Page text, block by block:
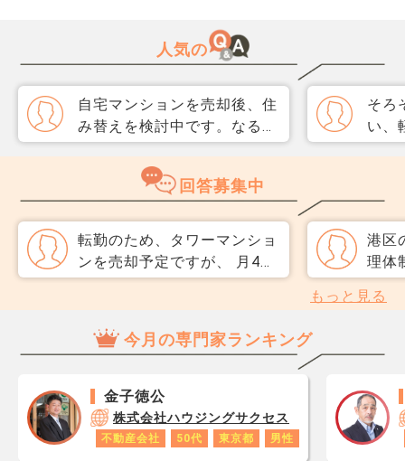
人気の
自宅マンションを売却後、住
み替えを検討中です。なるべ
く3か月以内に売却をしたい
のですが、一般媒介と専任媒
介で迷っています。 窓口は
だと思うのですが、友人には
専任をおすすめされました。
それぞれメリットデメリット
そろ
い、
取り
直、
のか
だ、
スコ
が1
です
あり
ロ
回答募集中
転勤のため、タワーマンショ
ンを売却予定ですが、 月4万
円近い管理費が買い手に敬遠
不動産会社の担当者さんが、
うまくお話してくれるのでし
港区
理体
す。
テム
もっと見る
今月の専門家ランキング
金子徳公
株式会社ハウジングサクセス
不動産会社 50代 東京都 男性